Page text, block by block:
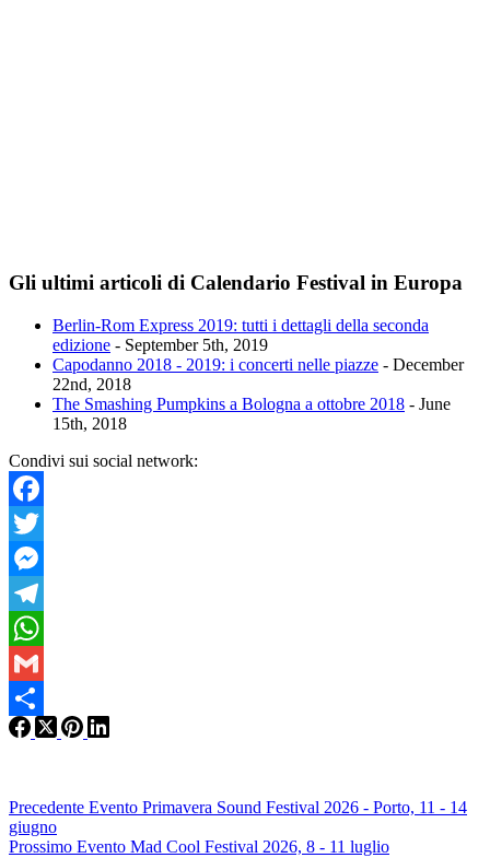
Gli ultimi articoli di Calendario Festival in Europa
Berlin-Rom Express 2019: tutti i dettagli della seconda
edizione - September 5th, 2019
Capodanno 2018 - 2019: i concerti nelle piazze - December
22nd, 2018
The Smashing Pumpkins a Bologna a ottobre 2018 - June
15th, 2018
Condivi sui social network:
Facebook
Twitter
Messenger
Telegram
WhatsApp
Gmail
Condividi
Precedente Evento Primavera Sound Festival 2026 - Porto, 11 - 14
giugno
Prossimo Evento Mad Cool Festival 2026, 8 - 11 luglio